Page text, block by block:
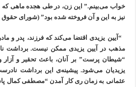
خواب می‌بینم.” این زن، در طی هجده ماهی که
نیز به این و آن فروخته شده بود” (شورای حقوق بشر،
“آیین یزیدی اقتضا می‌کند که فرزند، پدر و
مذهب در آیین یزیدی ممکن نیست. برداشت
“شیطان پرست” بر آنان، باعث تحقیر و
یزیدیان می‌شود. پیشینه‌ی این برداشت
عثمانی به زمان ری کار آمدن “مصطفی کمال